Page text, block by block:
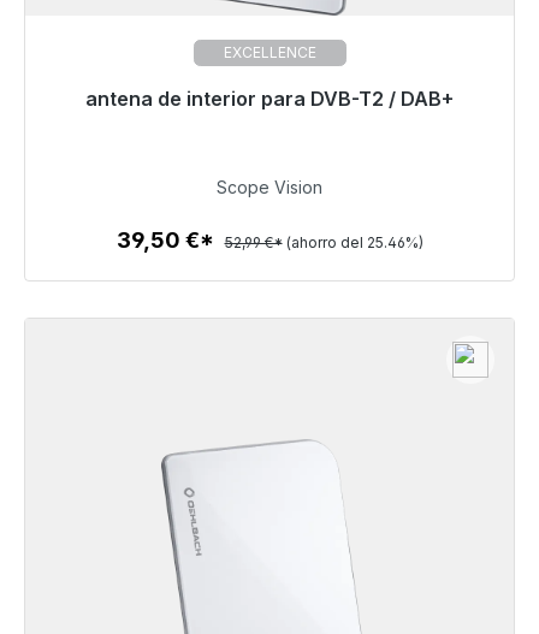
EXCELLENCE
antena de interior para DVB-T2 / DAB+
Listo para envío inmediato, plazo de entrega 48h*
Detalles
Scope Vision
39,50 €* 52,99 €* (ahorro del 25.46%)